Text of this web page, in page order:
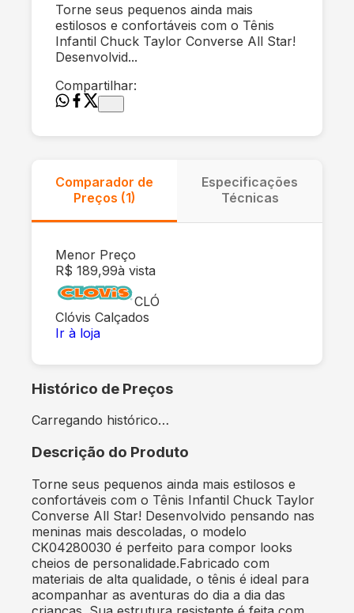
Torne seus pequenos ainda mais
estilosos e confortáveis com o Tênis
Infantil Chuck Taylor Converse All Star!
Desenvolvid...
Compartilhar:
Comparador de
Preços (1)
Especificações
Técnicas
Menor Preço
R$ 189,99à vista
CLÓ
Clóvis Calçados
Ir à loja
Histórico de Preços
Carregando histórico…
Descrição do Produto
Torne seus pequenos ainda mais estilosos e
confortáveis com o Tênis Infantil Chuck Taylor
Converse All Star! Desenvolvido pensando nas
meninas mais descoladas, o modelo
CK04280030 é perfeito para compor looks
cheios de personalidade.Fabricado com
materiais de alta qualidade, o tênis é ideal para
acompanhar as aventuras do dia a dia das